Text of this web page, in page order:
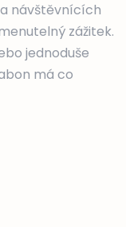
návštěvnících
zážitek.
jednoduše
má co